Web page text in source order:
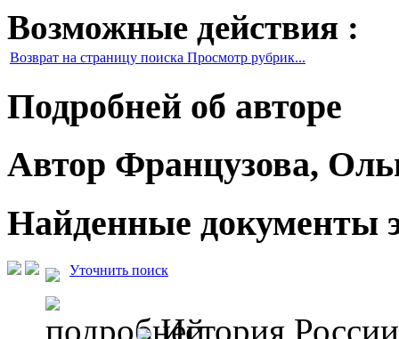
Возможные действия :
Возврат на страницу поиска Просмотр рубрик...
Подробней об авторе
Автор Французова,
Найденные документы
Уточнить поиск
История